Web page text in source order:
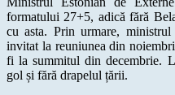
formatului 27+5, adică fără
cu asta. Prin urmare,
invitat la reuniunea din
fi la summitul din decembrie.
gol și fără drapelul țării.